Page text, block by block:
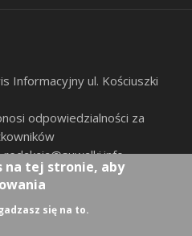
Informacyjny ul. Kościuszki
odpowiedzialności za
redakcja@suwalki.info,
na tej stronie, aby
się na to.